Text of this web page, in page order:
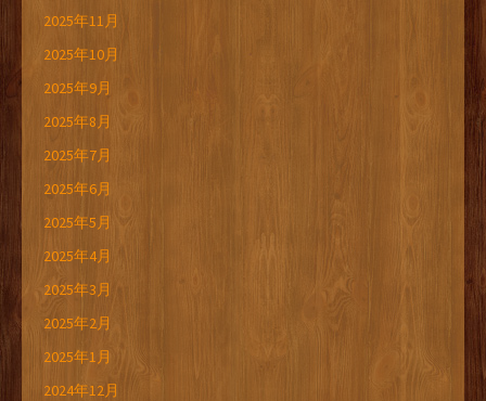
2025年11月
2025年10月
2025年9月
2025年8月
2025年7月
2025年6月
2025年5月
2025年4月
2025年3月
2025年2月
2025年1月
2024年12月